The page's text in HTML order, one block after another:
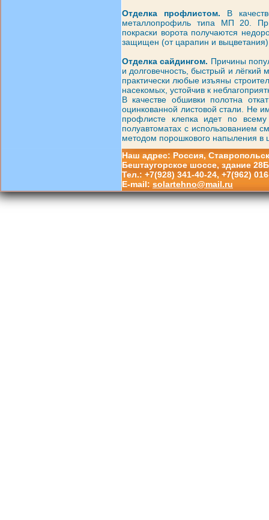
Отделка профлистом. В
металлопрофиль типа МП 20.
покраски ворота получаются
защищен (от царапин и
Отделка сайдингом. Причины
и долговечность, быстрый и лёгкий
практически любые изъяны
насекомых, устойчив к
В качестве обшивки полотна
оцинкованной листовой стали. Не
профлисте клепка идет по всему
полуавтоматах с использованием
методом порошкового напыления в
Наш адрес: Россия,
Бештаугорское шоссе, здание
Тел.: +7(928) 341-40-24, +7(962)
E-mail:solartehno@mail.ru